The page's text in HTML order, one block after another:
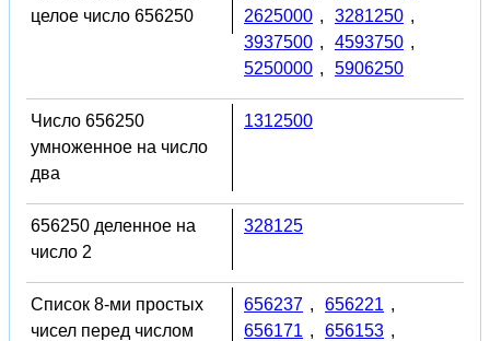
целое число 656250
2625000 , 3281250 ,
3937500 , 4593750 ,
5250000 , 5906250
Число 656250
умноженное на число
два
1312500
656250 деленное на
число 2
328125
Список 8-ми простых
чисел перед числом
656237 , 656221 ,
656171 , 656153 ,